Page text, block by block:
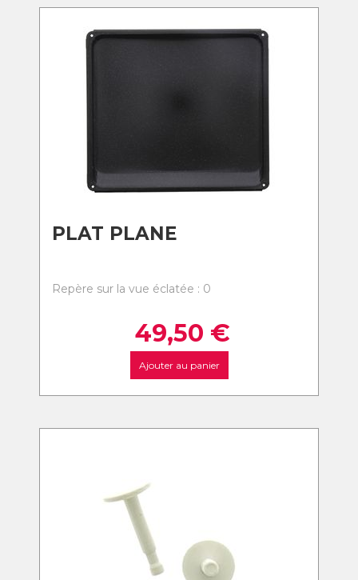
PLAT PLANE
Repère sur la vue éclatée : 0
49,50 €
Ajouter au panier